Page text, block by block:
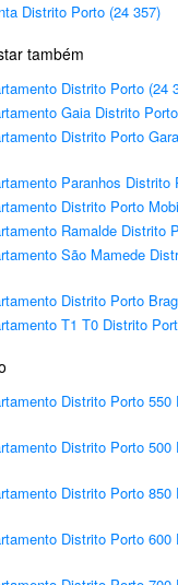
Distrito Porto (24 357)
também
Distrito Porto (24
Gaia Distrito
Distrito Porto
Paranhos Distrito
Distrito Porto
Ramalde Distrito
São Mamede
Distrito Porto
T1 T0 Distrito
Distrito Porto 550
Distrito Porto 500
Distrito Porto 850
Distrito Porto 600